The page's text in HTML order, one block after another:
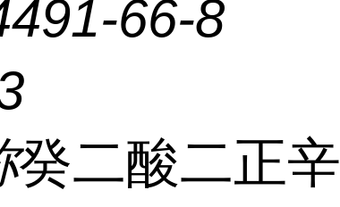
66-8
癸二酸二正